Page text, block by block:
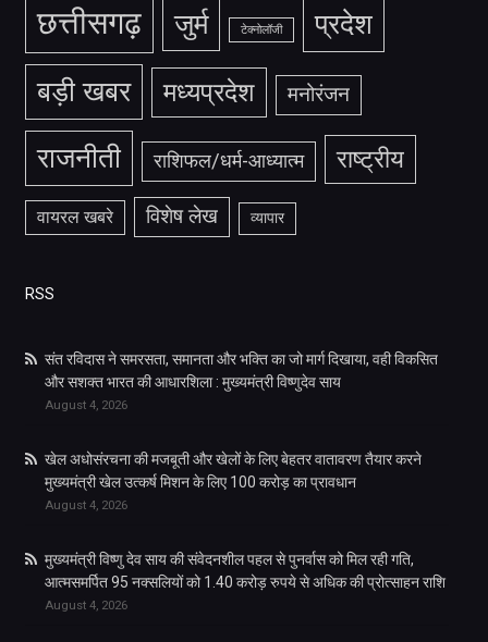
छत्तीसगढ़ जुर्म टेक्नोलॉजी प्रदेश
बड़ी खबर मध्यप्रदेश मनोरंजन
राजनीती राशिफल/धर्म-आध्यात्म राष्ट्रीय
वायरल खबरे विशेष लेख व्यापार
RSS
संत रविदास ने समरसता, समानता और भक्ति का जो मार्ग दिखाया, वही विकसित
और सशक्त भारत की आधारशिला : मुख्यमंत्री विष्णुदेव साय
August 4, 2026
खेल अधोसंरचना की मजबूती और खेलों के लिए बेहतर वातावरण तैयार करने
मुख्यमंत्री खेल उत्कर्ष मिशन के लिए 100 करोड़ का प्रावधान
August 4, 2026
मुख्यमंत्री विष्णु देव साय की संवेदनशील पहल से पुनर्वास को मिल रही गति,
आत्मसमर्पित 95 नक्सलियों को 1.40 करोड़ रुपये से अधिक की प्रोत्साहन राशि
August 4, 2026